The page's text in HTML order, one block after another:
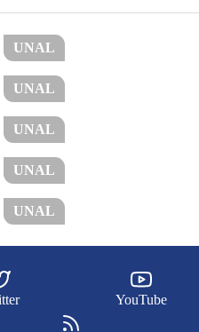
UNAL
UNAL
UNAL
UNAL
UNAL
YouTube